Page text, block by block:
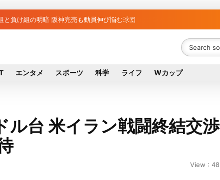
と負け組の明暗 阪神完売も動員伸び悩む球団
エンタメ スポーツ 科学 ライフ Wカップ
ル台 米イラン戦闘終結交渉
View : 48